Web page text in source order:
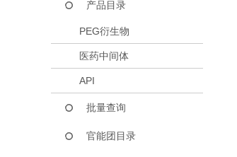
产品目录
PEG衍生物
医药中间体
API
批量查询
官能团目录